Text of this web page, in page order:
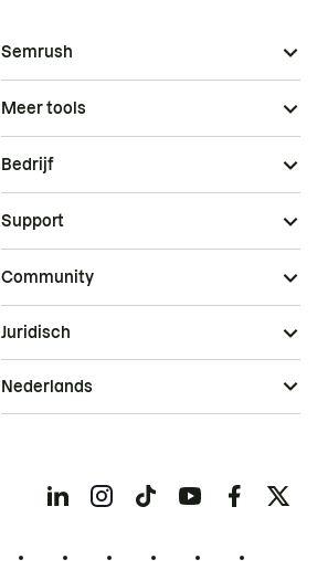
Semrush
Meer tools
Bedrijf
Support
Community
Juridisch
Nederlands